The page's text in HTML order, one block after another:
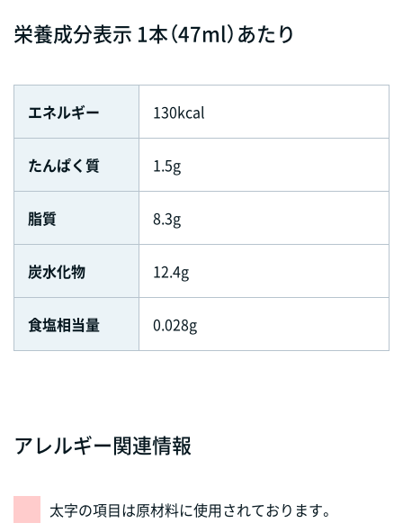
栄養成分表示 1本（47ml）あたり
エネルギー 130kcal
たんぱく質 1.5g
脂質 8.3g
炭水化物 12.4g
食塩相当量 0.028g
アレルギー関連情報
太字の項目は原材料に使用されております。